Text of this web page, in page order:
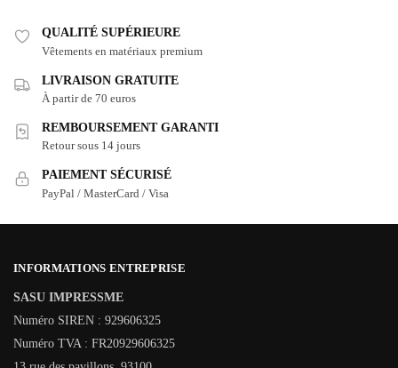
QUALITÉ SUPÉRIEURE
Vêtements en matériaux premium
LIVRAISON GRATUITE
À partir de 70 euros
REMBOURSEMENT GARANTI
Retour sous 14 jours
PAIEMENT SÉCURISÉ
PayPal / MasterCard / Visa
INFORMATIONS ENTREPRISE
SASU IMPRESSME
Numéro SIREN : 929606325
Numéro TVA : FR20929606325